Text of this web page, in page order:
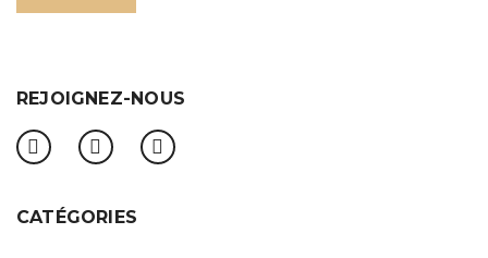
REJOIGNEZ-NOUS
CATÉGORIES